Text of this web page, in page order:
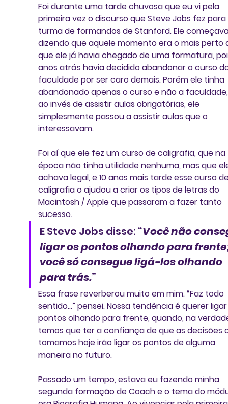
Foi durante uma tarde chuvosa que eu vi pela
primeira vez o discurso que Steve Jobs fez
turma de formandos de Stanford. Ele
dizendo que aquele momento era o mais perto
que ele já havia chegado de uma formatura,
anos atrás havia decidido abandonar o curso
faculdade por ser caro demais. Porém ele tinha
abandonado apenas o curso e não a
ao invés de assistir aulas obrigatórias, ele
simplesmente passou a assistir aulas que o
interessavam.
Foi aí que ele fez um curso de caligrafia, que na
época não tinha utilidade nenhuma, mas que
achava legal, e 10 anos mais tarde esse curso
caligrafia o ajudou a criar os tipos de letras do
Macintosh / Apple que passaram a fazer tanto
sucesso.
E Steve Jobs disse: “Você não
ligar os pontos olhando para
você só consegue ligá-los olhando
para trás.”
Essa frase reverberou muito em mim. “Faz todo
sentido...” pensei. Nossa tendência é querer
pontos olhando para frente, quando, na
temos que ter a confiança de que as decisões
tomamos hoje irão ligar os pontos de alguma
maneira no futuro.
Passado um tempo, estava eu fazendo minha
segunda formação de Coach e o tema do